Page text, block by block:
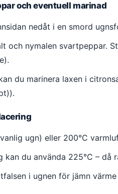
och eventuell marinad
nedåt i en smord
och nymalen svartpeppar.
du marinera laxen i
ugn) eller 200°C
kan du använda 225°C – då
i ugnen för jämn